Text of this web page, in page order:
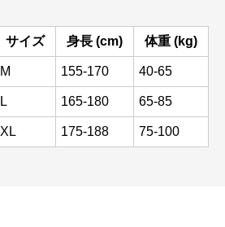
サイズ 身長 (cm) 体重 (kg)
M 155-170 40-65
L 165-180 65-85
XL 175-188 75-100